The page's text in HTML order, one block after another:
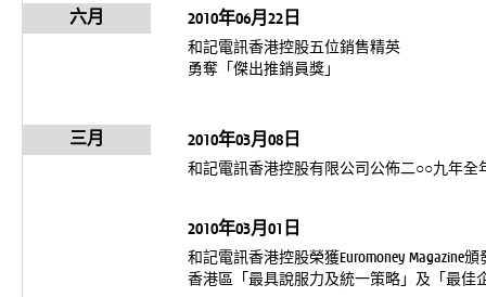
六月 2010年06月22日
和記電訊香港控股五位銷售精英
勇奪「傑出推銷員獎」
三月 2010年03月08日
和記電訊香港控股有限公司公佈二○○九年全
2010年03月01日
和記電訊香港控股榮獲Euromoney Magazine頒
香港區「最具說服力及統一策略」及「最佳